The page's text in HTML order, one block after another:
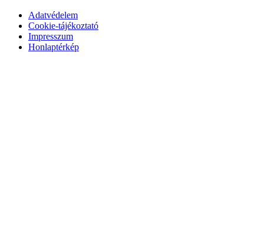
Adatvédelem
Cookie-tájékoztató
Impresszum
Honlaptérkép